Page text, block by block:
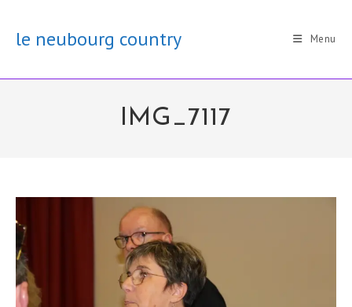
contentle neubourg country Menu
IMG_7117